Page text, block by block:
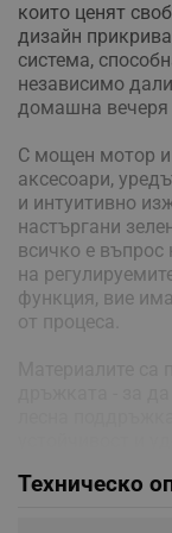
които ценят
дизайн
система,
независимо
домашна вечеря
С мощен мотор и
аксесоари,
и интуитивно
настъргани
всичко е
на
функция, вие
от процеса.
лесна
устойчивост и
място.
Техническо